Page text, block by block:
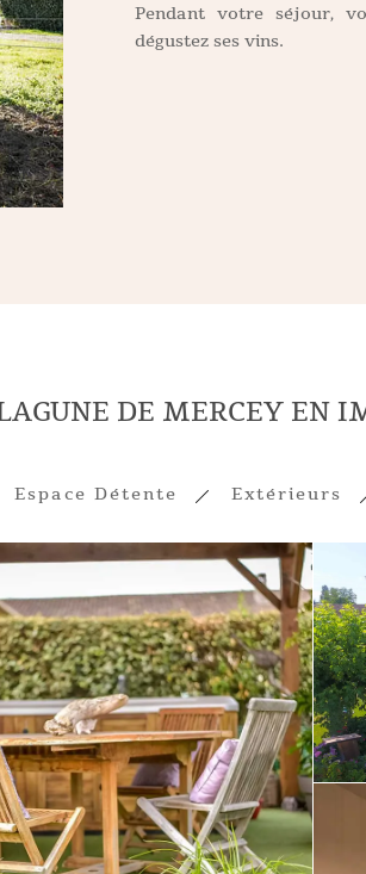
Pendant votre séjour,
dégustez ses vins.
DE MERCEY EN
Espace Détente Extérieurs